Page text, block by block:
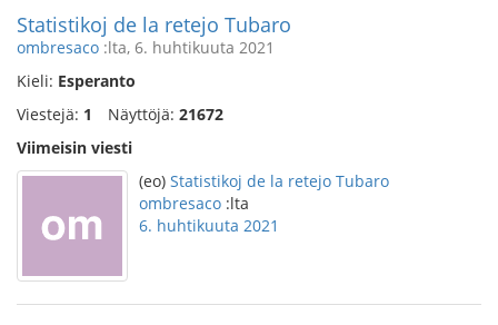
Statistikoj de la retejo Tubaro
ombresaco :lta, 6. huhtikuuta 2021
Kieli: Esperanto
Viestejä: 1 Näyttöjä: 21672
Viimeisin viesti
(eo) Statistikoj de la retejo Tubaro
ombresaco :lta
6. huhtikuuta 2021